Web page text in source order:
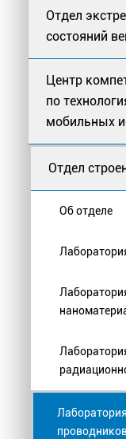
Отдел
состояний
Центр
по
мобильных
Отдел
Об отделе